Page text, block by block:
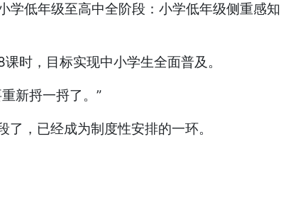
学低年级至高中全阶段：小学低年级侧重感知
时，目标实现中小学生全面普及。
新捋一捋了。”
，已经成为制度性安排的一环。